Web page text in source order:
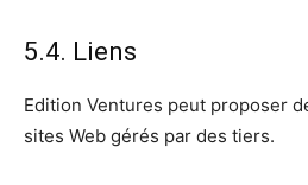
5.4. Liens
Edition Ventures peut proposer
sites Web gérés par des tiers.